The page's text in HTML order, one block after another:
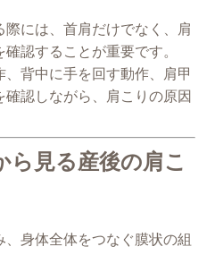
には、首肩だけでなく、肩
認することが重要です。
背中に手を回す動作、肩甲
認しながら、肩こりの原因
ら見る産後の肩こ
身体全体をつなぐ膜状の組